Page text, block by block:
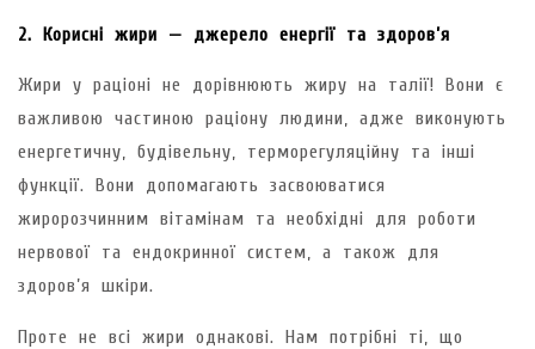
2. Корисні жири — джерело енергії та здоров’я
Жири у раціоні не дорівнюють жиру на талії! Вони є
важливою частиною раціону людини, адже виконують
енергетичну, будівельну, терморегуляційну та інші
функції. Вони допомагають засвоюватися
жиророзчинним вітамінам та необхідні для роботи
нервової та ендокринної систем, а також для
здоров’я шкіри.
Проте не всі жири однакові. Нам потрібні ті, що